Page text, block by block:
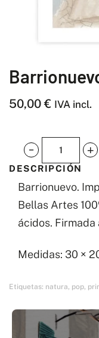
50,00€ IVA incl.
Barrionuevo
cantidad
DESCRIPCIÓN
Barrionuevo.
Bellas Artes
ácidos.
Medidas: 30 ×
Etiquetas: natura, pop,